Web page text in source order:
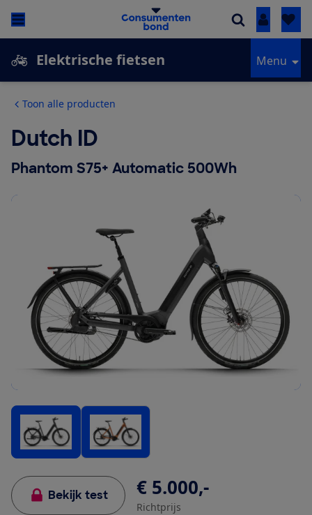
Inloggen
Elektrische fietsen Menu
Toon alle producten
Dutch ID
Phantom S75+ Automatic 500Wh
Bekijk test € 5.000,-
Richtprijs